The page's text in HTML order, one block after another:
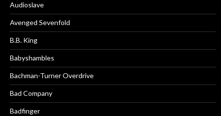
Audioslave
Avenged Sevenfold
B.B. King
Babyshambles
Bachman-Turner Overdrive
Bad Company
Badfinger